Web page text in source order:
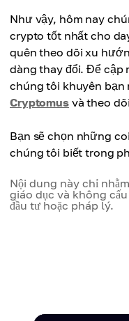
Như vậy, hôm nay
crypto tốt nhất cho
quên theo dõi xu
dàng thay đổi. Để
chúng tôi khuyên bạn
Cryptomusvà theo
Bạn sẽ chọn những
chúng tôi biết trong
Nội dung này chỉ
giáo dục và không
đầu tư hoặc pháp lý.